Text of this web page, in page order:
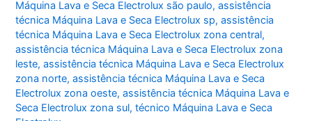
Máquina Lava e Seca Electrolux são paulo,assistência
técnica Máquina Lava e Seca Electrolux sp,assistência
técnica Máquina Lava e Seca Electrolux zona central,
assistência técnica Máquina Lava e Seca Electrolux zona
leste,assistência técnica Máquina Lava e Seca Electrolux
zona norte,assistência técnica Máquina Lava e Seca
Electrolux zona oeste,assistência técnica Máquina Lava e
Seca Electrolux zona sul,técnico Máquina Lava e Seca